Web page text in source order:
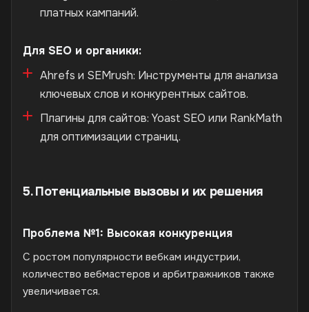
платных кампаний.
Для SEO и органики:
Ahrefs и SEMrush: Инструменты для анализа
ключевых слов и конкурентных сайтов.
Плагины для сайтов: Yoast SEO или RankMath
для оптимизации страниц.
5. Потенциальные вызовы и их решения
Проблема №1: Высокая конкуренция
С ростом популярности вебкам индустрии,
количество вебмастеров и арбитражников также
увеличивается.